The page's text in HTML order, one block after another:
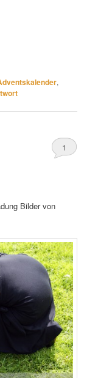
,
1
Bilder von